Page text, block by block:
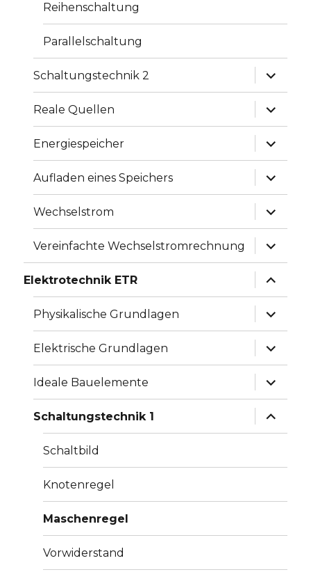
Reihenschaltung
Parallelschaltung
Schaltungstechnik 2
Reale Quellen
Energiespeicher
Aufladen eines Speichers
Wechselstrom
Vereinfachte Wechselstromrechnung
Elektrotechnik ETR
Physikalische Grundlagen
Elektrische Grundlagen
Ideale Bauelemente
Schaltungstechnik 1
Schaltbild
Knotenregel
Maschenregel
Vorwiderstand